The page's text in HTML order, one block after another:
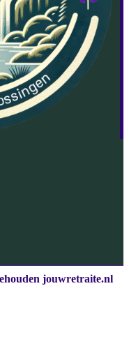
jouwretraite.nl